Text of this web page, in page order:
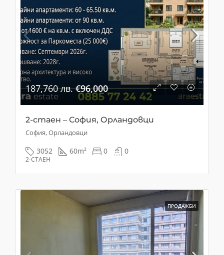
187,760 лв.€96,000
2-стаен – София, Орландовци
София, Орландовци
3052 60m² 0 0
2-СТАЕН
ПРОДАЖБИ